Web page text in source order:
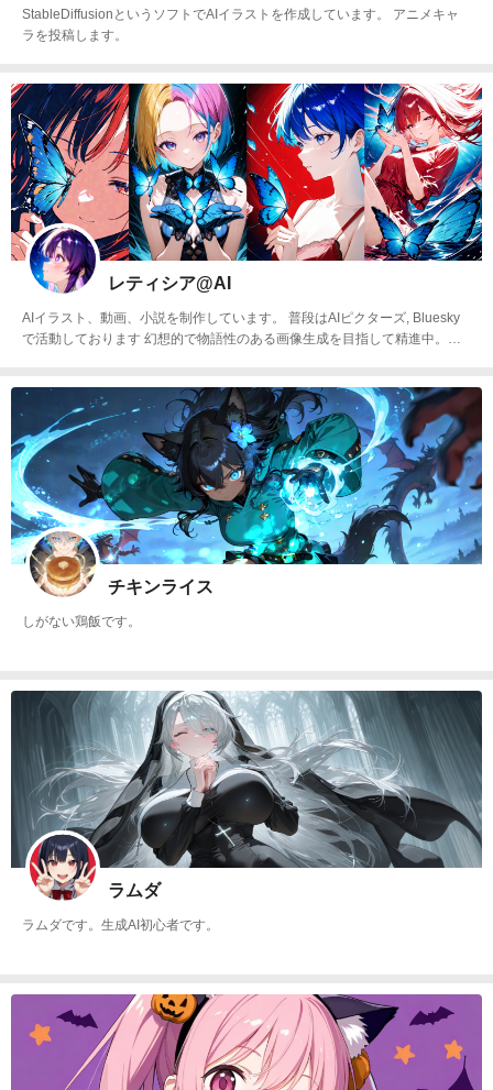
StableDiffusionというソフトでAIイラストを作成しています。 アニメキャ
ラを投稿します。
レティシア@AI
AIイラスト、動画、小説を制作しています。 普段はAIピクターズ, Bluesky
で活動しております 幻想的で物語性のある画像生成を目指して精進中。で
チキンライス
しがない鶏飯です。
ラムダ
ラムダです。生成AI初心者です。